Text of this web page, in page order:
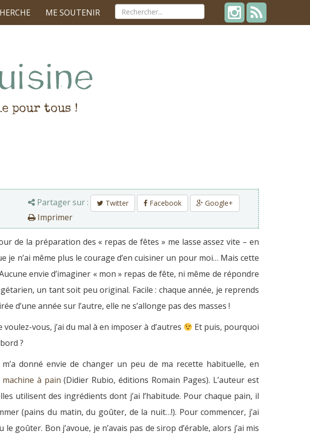
ME SOUTENIR
pour tous !
Partager sur : Twitter Facebook Google+
Imprimer
de la préparation des « repas de fêtes » me lasse assez vite – en
je n’ai même plus le courage d’en cuisiner un pour moi… Mais cette
envie d’imaginer « mon » repas de fête, ni même de répondre
un tant soit peu original. Facile : chaque année, je reprends
d’une année sur l’autre, elle ne s’allonge pas des masses !
vous, j’ai du mal à en imposer à d’autres
Et puis, pourquoi
?
donné envie de changer un peu de ma recette habituelle, en
à pain (Didier Rubio, éditions Romain Pages). L’auteur est
utilisent des ingrédients dont j’ai l’habitude. Pour chaque pain, il
(pains du matin, du goûter, de la nuit…!). Pour commencer, j’ai
goûter. Bon j’avoue, je n’avais pas de sirop d’érable, alors j’ai mis